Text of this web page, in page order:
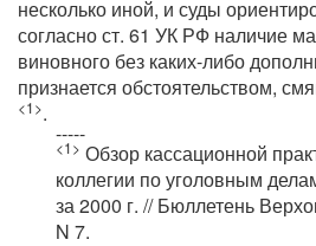
несколько иной, и суды
согласно ст. 61 УК РФ наличие
виновного без каких-либо
признается обстоятельством,
<1>.
-----
<1> Обзор кассационной
коллегии по уголовным
за 2000 г. // Бюллетень
N 7.